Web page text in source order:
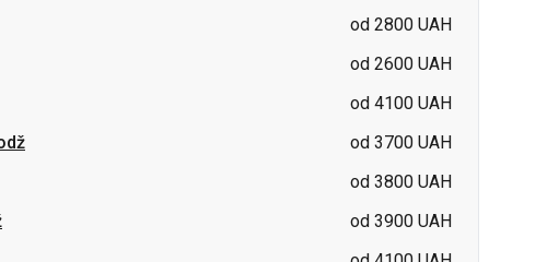
od 3700 UAH
od 3800 UAH
od 3900 UAH
od 4100 UAH
od 3800 UAH